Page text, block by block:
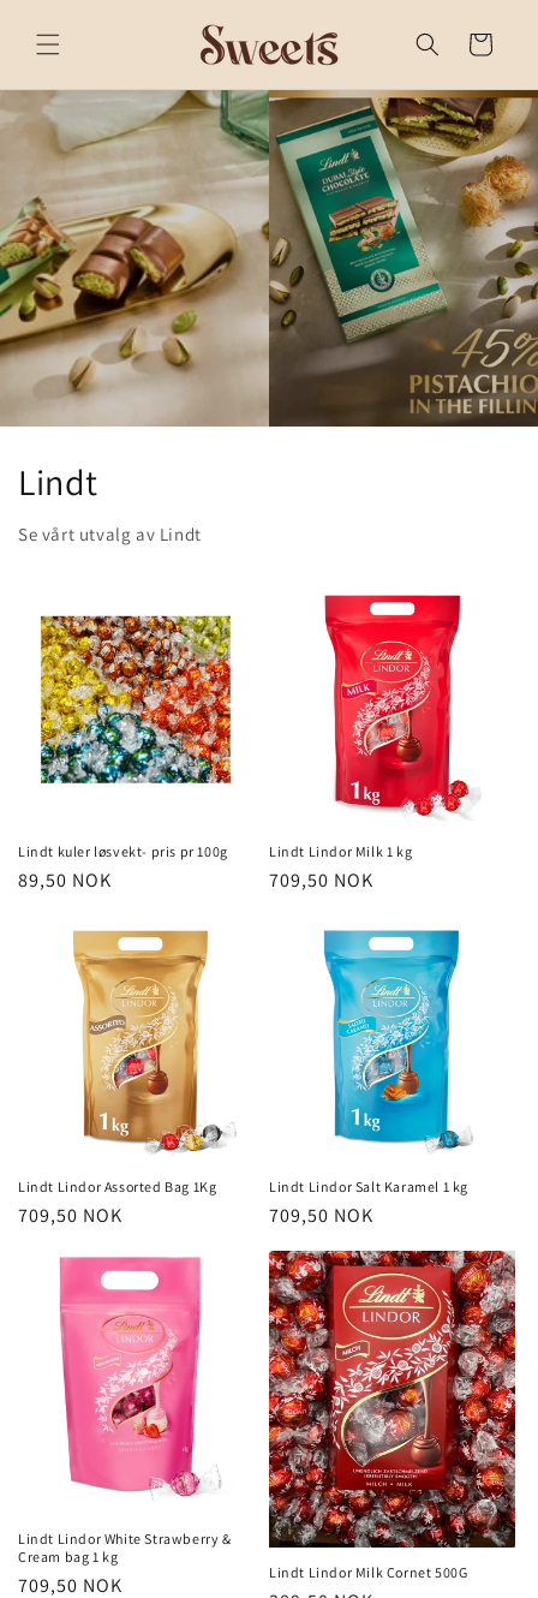
innholdet
Handlekurv
Lindt
Se vårt utvalg av Lindt
Lindt kuler løsvekt- pris pr 100g
Vanlig
89,50 NOK
Lindt Lindor Milk 1 kg
Vanlig
709,50 NOK
Lindt Lindor Assorted Bag 1Kg
Vanlig
709,50 NOK
Lindt Lindor Salt Karamel 1 kg
Vanlig
709,50 NOK
Lindt Lindor White Strawberry &
Cream bag 1 kg
Vanlig
709,50 NOK
Lindt Lindor Milk Cornet 500G